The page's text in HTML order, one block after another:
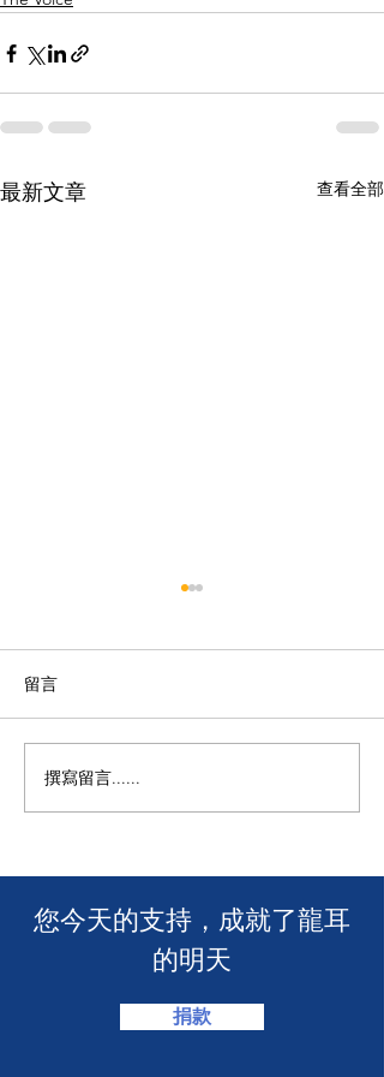
最新文章 查看全部
🧯 【推動資訊無障礙！龍
耳為葵盛西邨消防安全簡
留言
撰寫留言......
​您今天的支持，成就了龍耳
的明天
捐款